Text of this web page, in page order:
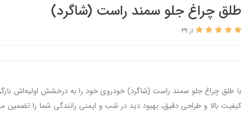
طلق چراغ جلو سمند راست (شاگرد)
از 39
با طلق چراغ جلو سمند راست (شاگرد) خودروی خود را به درخشش اولیه‌اش
کیفیت بالا و طراحی دقیق، بهبود دید در شب و ایمنی رانندگی شما را